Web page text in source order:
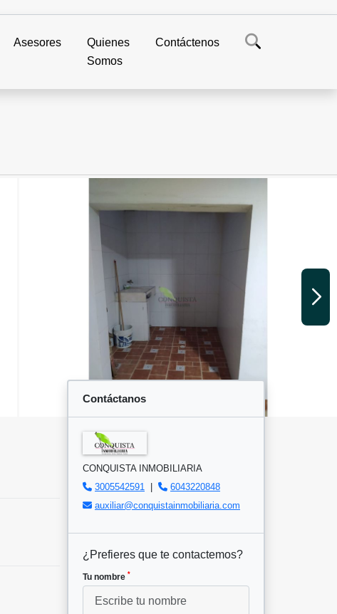
Asesores
Quienes
Somos
Contáctenos
Contáctanos
CONQUISTA INMOBILIARIA
3005542591
6043220848
auxiliar@conquistainmobiliaria.com
¿Prefieres que te contactemos?
Tu nombre *